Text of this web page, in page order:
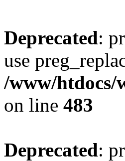
Deprecated:
use
/www/htdocs/
on line 483
Deprecated: